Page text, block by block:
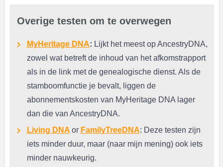
Overige testen om te overwegen
MyHeritage DNA: Lijkt het meest op AncestryDNA,
zowel wat betreft de inhoud van het afkomstrapport
als in de link met de genealogische dienst. Als de
stamboomfunctie je bevalt, liggen de
abonnementskosten van MyHeritage DNA lager
dan die van AncestryDNA.
Living DNA or FamilyTreeDNA: Deze testen zijn
iets minder duur, maar (naar mijn mening) ook iets
minder nauwkeurig.